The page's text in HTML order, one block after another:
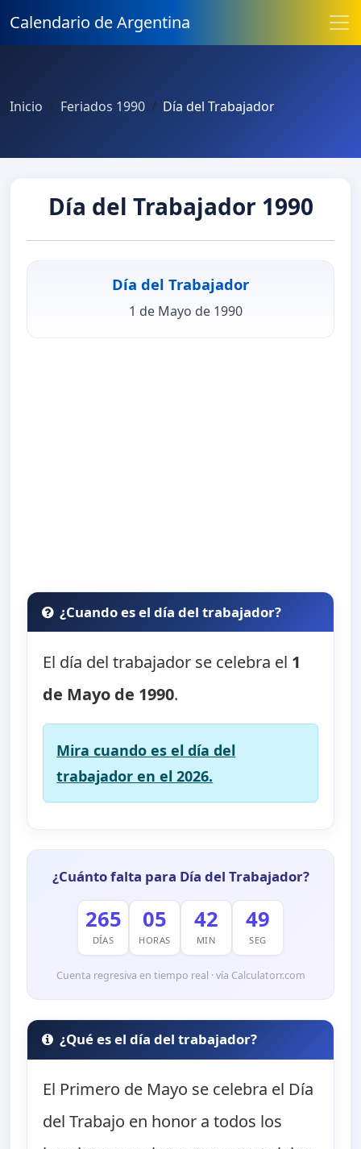
Calendario de Argentina
Inicio Feriados 1990 Día del Trabajador
Día del Trabajador 1990
Día del Trabajador
1 de Mayo de 1990
¿Cuando es el día del trabajador?
El día del trabajador se celebra el 1
de Mayo de 1990.
Mira cuando es el día del
trabajador en el 2026.
¿Cuánto falta para Día del Trabajador?
265
DÍAS
05
HORAS
42
MIN
48
SEG
Cuenta regresiva en tiempo real · vía Calculatorr.com
¿Qué es el día del trabajador?
El Primero de Mayo se celebra el Día
del Trabajo en honor a todos los